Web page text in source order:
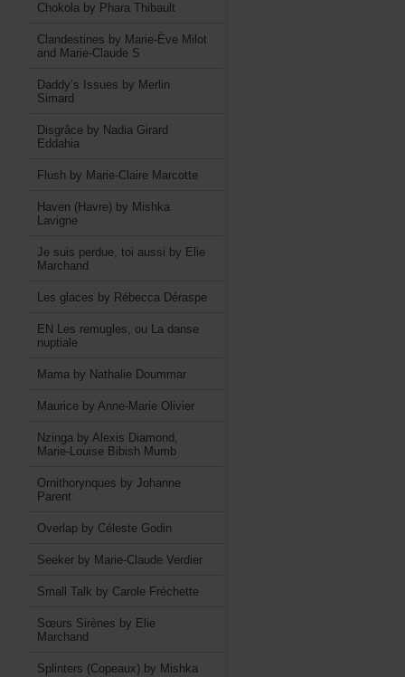
ChokolabyPharaThibault
ClandestinesbyMarie-ÈveMilot
andMarie-ClaudeS
Daddy’sIssuesbyMerlin
Simard
DisgrâcebyNadiaGirard
Eddahia
FlushbyMarie-ClaireMarcotte
Haven(Havre)byMishka
Lavigne
Jesuisperdue,toiaussibyElie
Marchand
LesglacesbyRébeccaDéraspe
ENLesremugles,ouLadanse
nuptiale
MamabyNathalieDoummar
MauricebyAnne-MarieOlivier
NzingabyAlexisDiamond,
Marie-LouiseBibishMumb
OrnithorynquesbyJohanne
Parent
OverlapbyCélesteGodin
SeekerbyMarie-ClaudeVerdier
SmallTalkbyCaroleFréchette
SœursSirènesbyElie
Marchand
Splinters(Copeaux)byMishka